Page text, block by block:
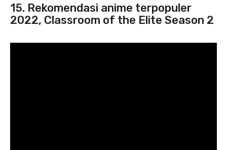
15. Rekomendasi anime terpopuler
2022, Classroom of the Elite Season 2